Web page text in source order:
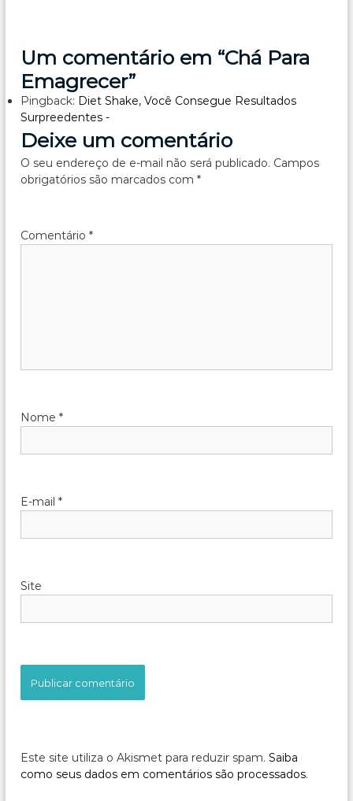
v
e
g
a
ã
P
o
Um comentário em “Chá Para
Emagrecer”
Pingback: Diet Shake, Você Consegue Resultados
Surpreedentes -
Deixe um comentário
O seu endereço de e-mail não será publicado. Campos
obrigatórios são marcados com*
Comentário*
Nome*
E-mail*
Site
Este site utiliza o Akismet para reduzir spam.Saiba
como seus dados em comentários são processados.